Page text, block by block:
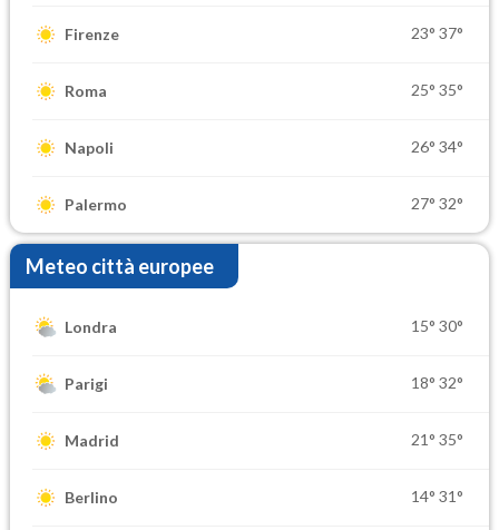
Firenze 23° 37°
Roma 25° 35°
Napoli 26° 34°
Palermo 27° 32°
Meteo città europee
Londra 15° 30°
Parigi 18° 32°
Madrid 21° 35°
Berlino 14° 31°